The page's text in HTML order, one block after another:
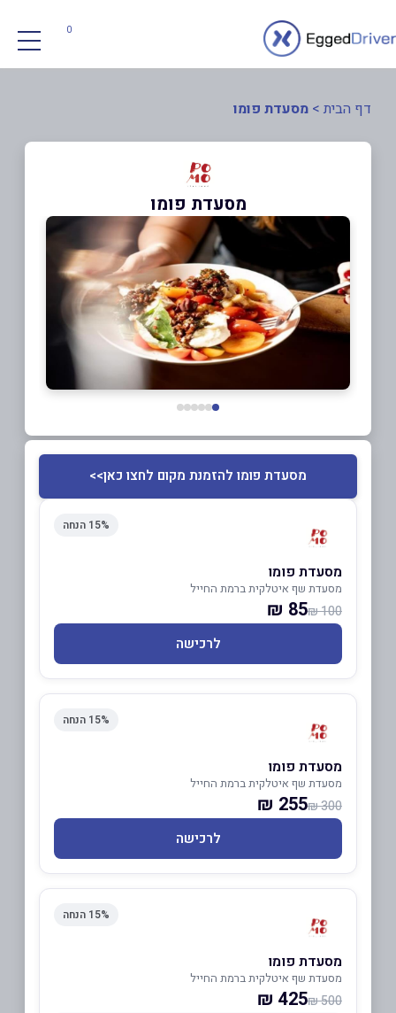
0
דף הבית > מסעדת פומו
מסעדת פומו
מסעדת פומו להזמנת מקום לחצו כאן>>
15% הנחה
מסעדת פומו
מסעדת שף איטלקית ברמת החייל
100 ₪
85 ₪
לרכישה
15% הנחה
מסעדת פומו
מסעדת שף איטלקית ברמת החייל
300 ₪
255 ₪
לרכישה
15% הנחה
מסעדת פומו
מסעדת שף איטלקית ברמת החייל
500 ₪
425 ₪